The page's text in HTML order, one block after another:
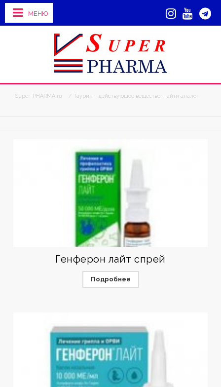
МЕНЮ
Super-PHARMA.ru / Таурин – действующее вещество, найти аналог
Генферон лайт спрей
Подробнее